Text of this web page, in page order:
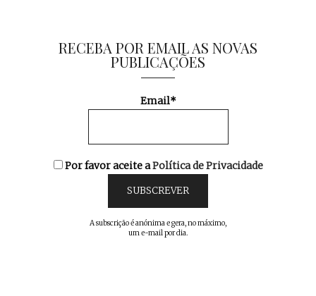
RECEBA POR EMAIL AS NOVAS
PUBLICAÇÕES
Email*
Por favor aceite aPolítica de Privacidade
A subscrição é anónima e gera, no máximo,
um e-mail por dia.